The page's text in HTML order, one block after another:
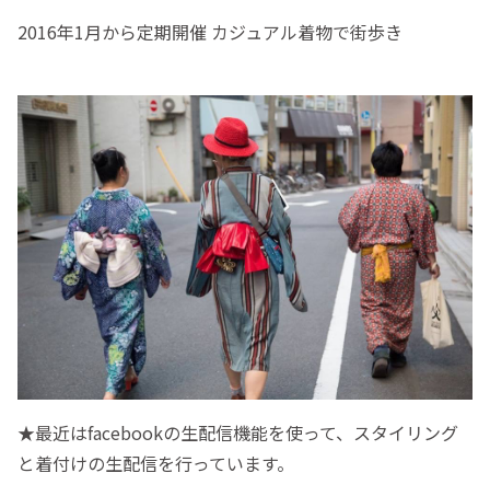
2016年1月から定期開催 カジュアル着物で街歩き
★最近はfacebookの生配信機能を使って、スタイリング
と着付けの生配信を行っています。